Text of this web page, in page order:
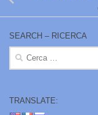
SEARCH – RICERCA
Ricerca
per:
TRANSLATE: